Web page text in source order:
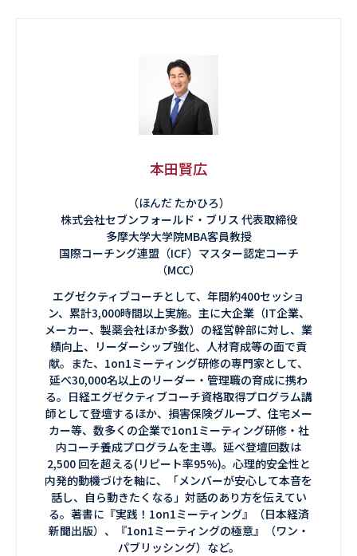
本田賢広
（ほんだ たかひろ）
株式会社セブンフォールド・ブリス 代表取締役
多摩大学大学院MBA客員教授
国際コーチング連盟（ICF）マスター認定コーチ
（MCC）
エグゼクティブコーチとして、年間約400セッショ
ン、累計3,000時間以上実施。主に大企業（IT企業、
メーカー、製薬会社ほか多数）の経営幹部に対し、業
績向上、リーダーシップ強化、人材育成等の面で貢
献。また、1on1ミーティング研修の専門家として、
延べ30,000名以上のリーダー・管理職の育成に携わ
る。日経エグゼクティブコーチ資格取得プログラム講
師として登壇するほか、損害保険グループ、住宅メー
カー等、数多くの企業で1on1ミーティング研修・社
内コーチ養成プログラムを主導。延べ登壇回数は
2,500 回を超える(リピート率95%)。心理的安全性と
内発的動機づけを軸に、「メンバーが安心して本音を
話し、自ら動きたくなる」対話のあり方を伝えてい
る。著書に『実践！1on1ミーティング』（日本経済
新聞出版）、『1on1ミーティングの極意』（ワン・
パブリッシング）など。